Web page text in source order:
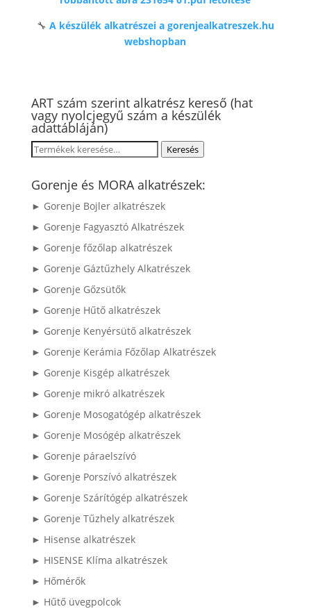
🔧 A készülék alkatrészei a gorenjealkatreszek.hu
webshopban
ART szám szerint alkatrész kereső (hat
vagy nyolcjegyű szám a készülék
adattábláján)
Keresés
következőre:
Keresés
Gorenje és MORA alkatrészek:
► Gorenje Bojler alkatrészek
► Gorenje Fagyasztó Alkatrészek
► Gorenje főzőlap alkatrészek
► Gorenje Gáztűzhely Alkatrészek
► Gorenje Gőzsütők
► Gorenje Hűtő alkatrészek
► Gorenje Kenyérsütő alkatrészek
► Gorenje Kerámia Főzőlap Alkatrészek
► Gorenje Kisgép alkatrészek
► Gorenje mikró alkatrészek
► Gorenje Mosogatógép alkatrészek
► Gorenje Mosógép alkatrészek
► Gorenje páraelszívó
► Gorenje Porszívó alkatrészek
► Gorenje Szárítógép alkatrészek
► Gorenje Tűzhely alkatrészek
► Hisense alkatrészek
► HISENSE Klíma alkatrészek
► Hőmérők
► Hűtő üvegpolcok